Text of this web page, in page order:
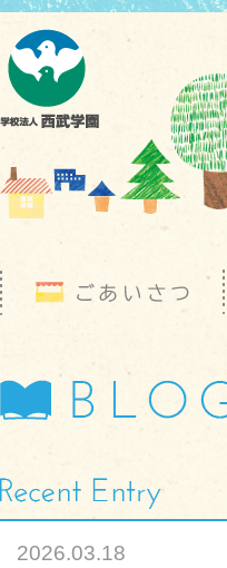
2026.03.18